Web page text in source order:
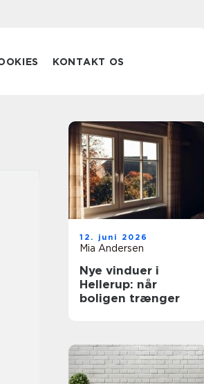
KONTAKT OS
12. juni 2026
Mia Andersen
Nye vinduer i
Hellerup: når
boligen trænger